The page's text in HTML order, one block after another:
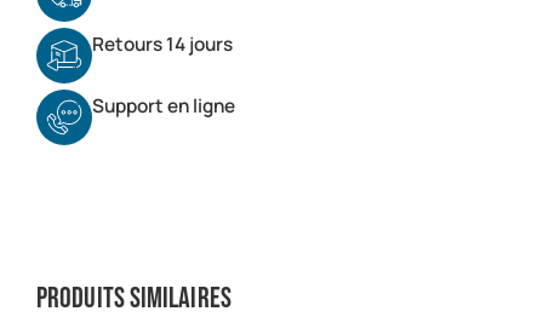
Retours 14 jours
Support en ligne
Produits similaires